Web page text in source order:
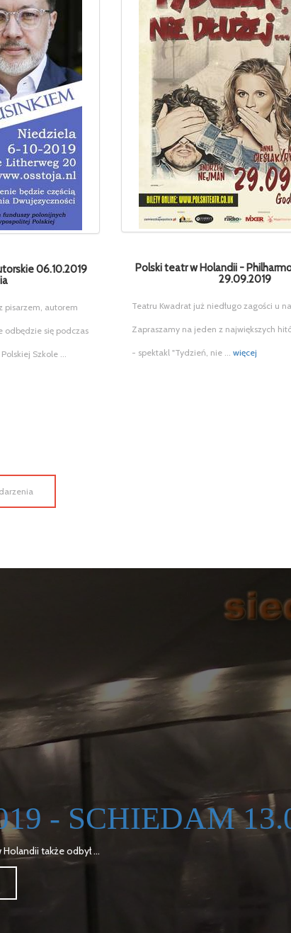
06.10.2019
pisarzem, autorem
odbędzie się podczas
Szkole ...
Polski teatr w Holandii -
29.09.2019
Teatru Kwadrat już niedługo zagości u
Zapraszamy na jeden z największych
- spektakl "Tydzień, nie ... więcej
- SCHIEDAM
także odbył ...